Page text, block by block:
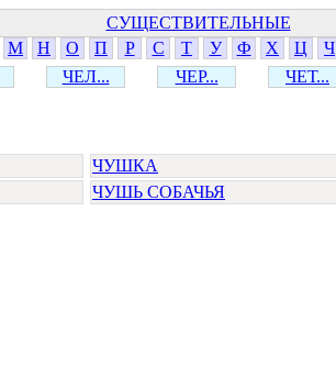
СУЩЕСТВИТЕЛЬНЫЕ
М Н О П Р С Т У Ф Х Ц Ч
ЧЕЛ... ЧЕР... ЧЕТ...
ЧУШКА
ЧУШЬ СОБАЧЬЯ